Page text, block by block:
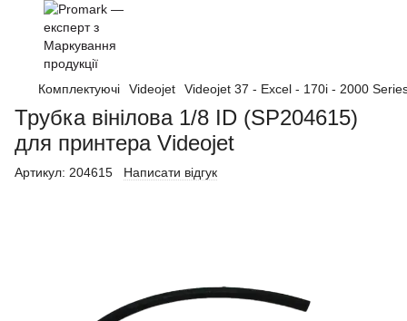
Комплектуючі Videojet Videojet 37 - Excel - 170i - 2000
Трубка вінілова 1/8 ID (SP204615)
для принтера Videojet
Артикул: 204615 Написати відгук